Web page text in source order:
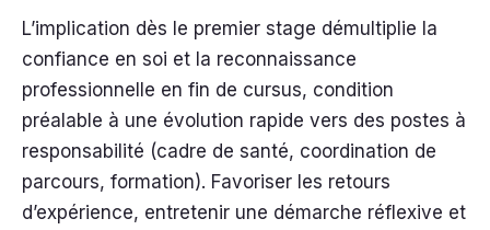
L’implication dès le premier stage démultiplie la
confiance en soi et la reconnaissance
professionnelle en fin de cursus, condition
préalable à une évolution rapide vers des postes à
responsabilité (cadre de santé, coordination de
parcours, formation). Favoriser les retours
d’expérience, entretenir une démarche réflexive et